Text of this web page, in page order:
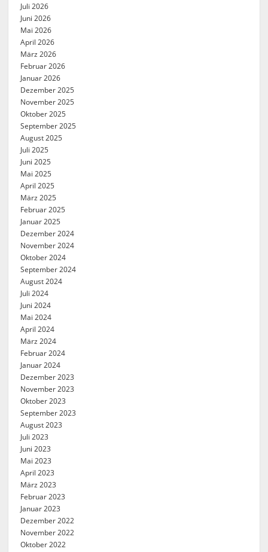
Juli 2026
Juni 2026
Mai 2026
April 2026
März 2026
Februar 2026
Januar 2026
Dezember 2025
November 2025
Oktober 2025
September 2025
August 2025
Juli 2025
Juni 2025
Mai 2025
April 2025
März 2025
Februar 2025
Januar 2025
Dezember 2024
November 2024
Oktober 2024
September 2024
August 2024
Juli 2024
Juni 2024
Mai 2024
April 2024
März 2024
Februar 2024
Januar 2024
Dezember 2023
November 2023
Oktober 2023
September 2023
August 2023
Juli 2023
Juni 2023
Mai 2023
April 2023
März 2023
Februar 2023
Januar 2023
Dezember 2022
November 2022
Oktober 2022